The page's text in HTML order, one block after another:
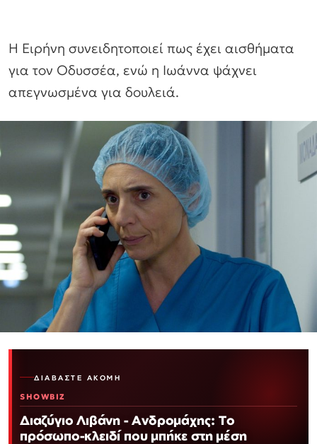
Η Ειρήνη συνειδητοποιεί πως έχει αισθήματα
για τον Οδυσσέα, ενώ η Ιωάννα ψάχνει
απεγνωσμένα για δουλειά.
ΔΙΑΒΆΣΤΕ ΑΚΌΜΗ
SHOWBIZ
Διαζύγιο Λιβάνη - Ανδρομάχης: Το
πρόσωπο-κλειδί που μπήκε στη μέση